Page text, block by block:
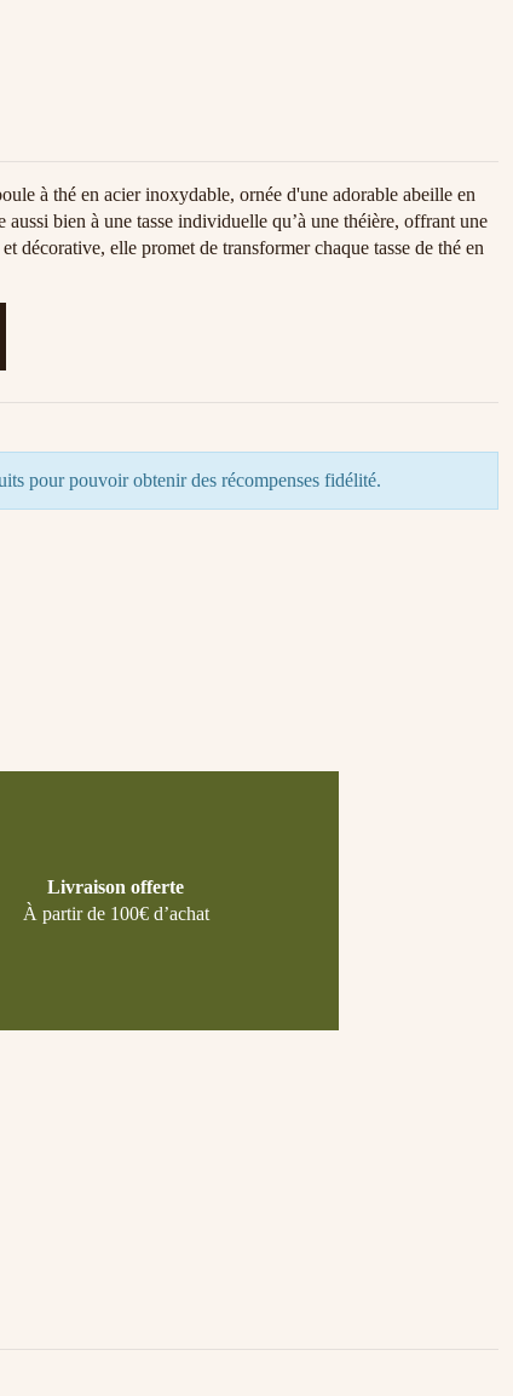
à thé en acier inoxydable, ornée d'une adorable abeille en
bien à une tasse individuelle qu’à une théière, offrant une
décorative, elle promet de transformer chaque tasse de thé en
pour pouvoir obtenir des récompenses fidélité.
Livraison offerte
À partir de 100€ d’achat